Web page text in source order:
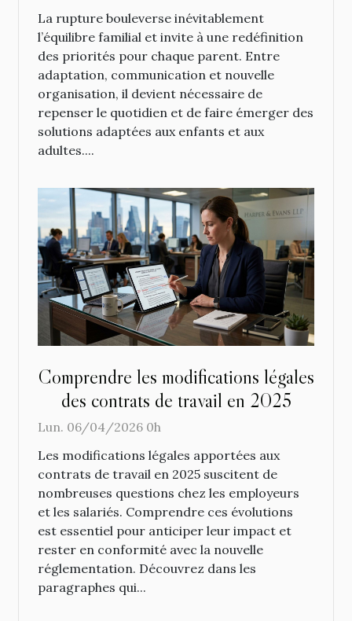
La rupture bouleverse inévitablement
l’équilibre familial et invite à une redéfinition
des priorités pour chaque parent. Entre
adaptation, communication et nouvelle
organisation, il devient nécessaire de
repenser le quotidien et de faire émerger des
solutions adaptées aux enfants et aux
adultes....
Comprendre les modifications légales
des contrats de travail en 2025
Lun. 06/04/2026 0h
Les modifications légales apportées aux
contrats de travail en 2025 suscitent de
nombreuses questions chez les employeurs
et les salariés. Comprendre ces évolutions
est essentiel pour anticiper leur impact et
rester en conformité avec la nouvelle
réglementation. Découvrez dans les
paragraphes qui...